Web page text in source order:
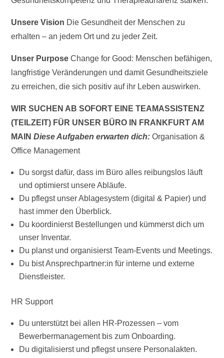
Unsere Vision Die Gesundheit der Menschen zu
erhalten – an jedem Ort und zu jeder Zeit.
Unser PurposeChange for Good: Menschen befähigen,
langfristige Veränderungen und damit Gesundheitsziele
zu erreichen, die sich positiv auf ihr Leben auswirken.
WIR SUCHEN AB SOFORT EINE TEAMASSISTENZ
(TEILZEIT) FÜR UNSER BÜRO IN FRANKFURT AM
MAINDiese Aufgaben erwarten dich:Organisation &
Office Management
Du sorgst dafür, dass im Büro alles reibungslos läuft
und optimierst unsere Abläufe.
Du pflegst unser Ablagesystem (digital & Papier) und
hast immer den Überblick.
Du koordinierst Bestellungen und kümmerst dich um
unser Inventar.
Du planst und organisierst Team-Events und Meetings.
Du bist Ansprechpartner:in für interne und externe
Dienstleister.
HR Support
Du unterstützt bei allen HR-Prozessen – vom
Bewerbermanagement bis zum Onboarding.
Du digitalisierst und pflegst unsere Personalakten.